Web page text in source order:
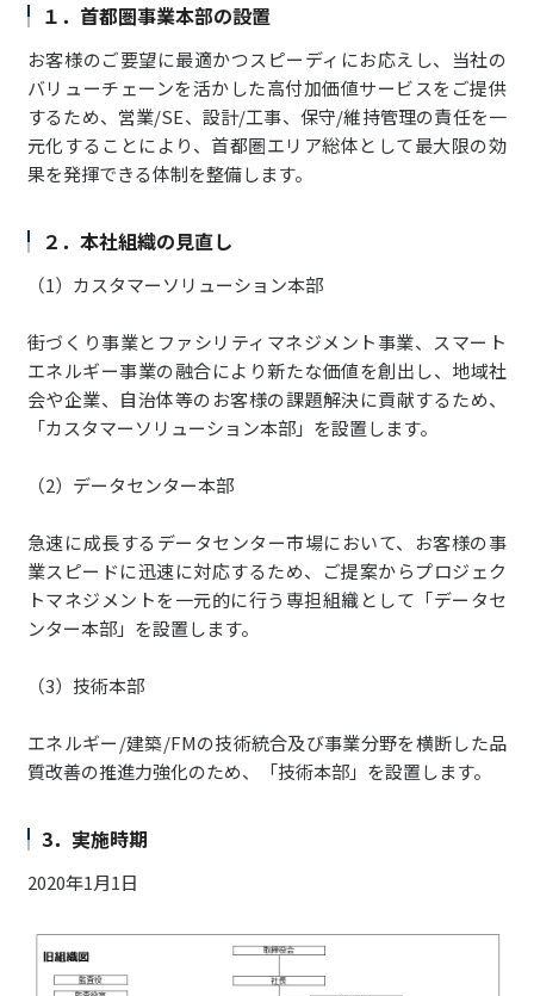
１．首都圏事業本部の設置
お客様のご要望に最適かつスピーディにお応えし、当社の
バリューチェーンを活かした高付加価値サービスをご提供
するため、営業/SE、設計/工事、保守/維持管理の責任を一
元化することにより、首都圏エリア総体として最大限の効
果を発揮できる体制を整備します。
２．本社組織の見直し
（1）カスタマーソリューション本部
街づくり事業とファシリティマネジメント事業、スマート
エネルギー事業の融合により新たな価値を創出し、地域社
会や企業、自治体等のお客様の課題解決に貢献するため、
「カスタマーソリューション本部」を設置します。
（2）データセンター本部
急速に成長するデータセンター市場において、お客様の事
業スピードに迅速に対応するため、ご提案からプロジェク
トマネジメントを一元的に行う専担組織として「データセ
ンター本部」を設置します。
（3）技術本部
エネルギー/建築/FMの技術統合及び事業分野を横断した品
質改善の推進力強化のため、「技術本部」を設置します。
3．実施時期
2020年1月1日